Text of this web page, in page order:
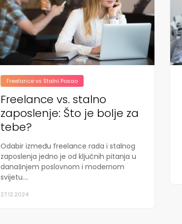
Freelance vs Stalni Posao
Freelance vs. stalno
zaposlenje: Što je bolje za
tebe?
Odabir između freelance rada i stalnog
zaposlenja jedno je od ključnih pitanja u
današnjem poslovnom i modernom
svijetu....
27.12.2024